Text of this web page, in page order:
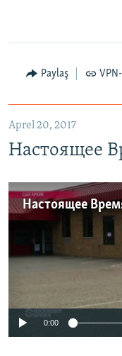
Paylaş
Aprel 20, 2017
Настоящее
Настоящее
No media
0:00